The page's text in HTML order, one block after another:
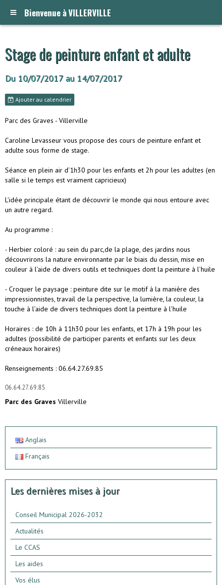
Bienvenue à VILLERVILLE
Stage de peinture enfant et adulte
Du 10/07/2017 au 14/07/2017
Ajouter au calendrier
Parc des Graves - Villerville
Caroline Levasseur vous propose des cours de peinture enfant et
adulte sous forme de stage.
Séance en plein air d’1h30 pour les enfants et 2h pour les adultes (en
salle si le temps est vraiment capricieux)
L'idée principale étant de découvrir le monde qui nous entoure avec
un autre regard.
Au programme :
- Herbier coloré : au sein du parc,de la plage, des jardins nous
découvrirons la nature environnante par le biais du dessin, mise en
couleur à l’aide de divers outils et techniques dont la peinture à l’huile
- Croquer le paysage : peinture dite sur le motif à la manière des
impressionnistes, travail de la perspective, la lumière, la couleur, la
touche à l’aide de divers techniques dont la peinture à l’huile
Horaires : de 10h à 11h30 pour les enfants, et 17h à 19h pour les
adultes (possibilité de participer parents et enfants sur les deux
créneaux horaires)
Renseignements : 06.64.27.69.85
06.64.27.69.85
Parc des Graves Villerville
Anglais
Français
Les dernières mises à jour
Conseil Municipal 2026-2032
Actualités
Le CCAS
Les aides
Vos élus